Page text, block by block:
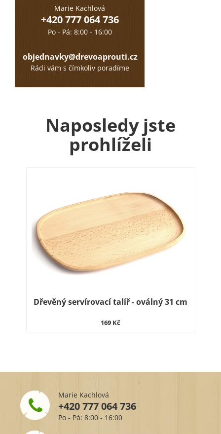
Marie Kachlová
+420 777 064 736
Po - Pá: 8:00 - 16:00
objednavky@drevoaprouti.cz
Rádi vám s čímkoliv poradíme
Naposledy jste
prohlíželi
Dřevěný servírovací talíř - oválný 31 cm
169 Kč
Marie Kachlová
+420 777 064 736
Po - Pá: 8:00 - 16:00